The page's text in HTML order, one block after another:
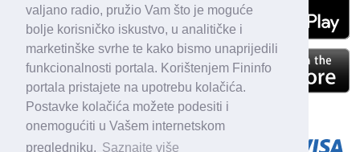
valjano radio, pružio Vam što je moguće
bolje korisničko iskustvo, u analitičke i
marketinške svrhe te kako bismo unaprijedili
funkcionalnosti portala. Korištenjem Fininfo
portala pristajete na upotrebu kolačića.
Postavke kolačića možete podesiti i
onemogućiti u Vašem internetskom
pregledniku. Saznajte više